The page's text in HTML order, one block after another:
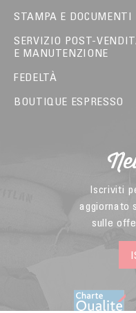
STAMPA E DOCUMENTI
SERVIZIO POST-
E MANUTENZIONE
FEDELTÀ
BOUTIQUE ESPRESSO
Iscriviti
aggiornato
sulle